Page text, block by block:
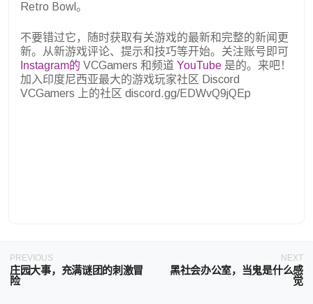
Retro Bowl。
不要错过它，随时获取有关游戏的最新和完整的新闻更
新。从新游戏评论、提示和技巧等开始。关注账号即可
Instagram的 VCGamers 和频道 YouTube 是的。来吧！
加入印度尼西亚最大的游戏玩家社区 Discord
VCGamers 上的社区 discord.gg/EDWvQ9jQEp
PREVIOUS
庄园大事，充满谜团的刺激冒
险
NEXT
黑社会办公室，当鬼是什么感
觉